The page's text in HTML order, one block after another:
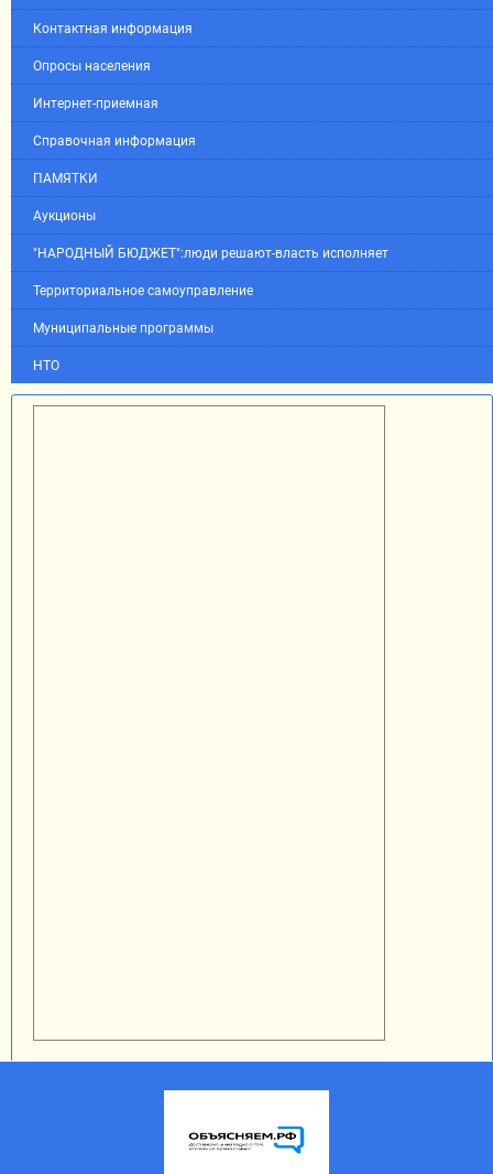
Контактная информация
Опросы населения
Интернет-приемная
Справочная информация
ПАМЯТКИ
Аукционы
"НАРОДНЫЙ БЮДЖЕТ":люди решают-власть исполняет
Территориальное самоуправление
Муниципальные программы
НТО